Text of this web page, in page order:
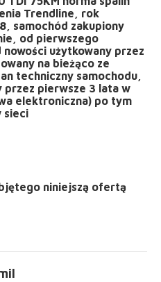
Trendline, rok
samochód zakupiony
od pierwszego
użytkowany przez
na bieżąco ze
techniczny samochodu,
przez pierwsze 3 lata w
elektroniczna) po tym
sieci
niniejszą ofertą